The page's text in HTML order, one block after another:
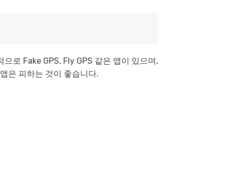
로 Fake GPS, Fly GPS 같은 앱이 있으며,
은 피하는 것이 좋습니다.